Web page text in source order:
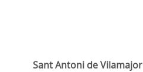
Sant Antoni de Vilamajor